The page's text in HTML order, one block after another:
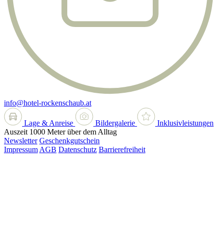
info@hotel-rockenschaub.at
Lage & Anreise Bildergalerie
Inklusivleistungen
Auszeit 1000 Meter über dem Alltag
Newsletter Geschenkgutschein
Impressum AGB Datenschutz Barrierefreiheit